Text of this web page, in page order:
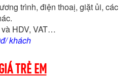
trình, điện thoaị, giặt ủi, các
HDV, VAT…
khách
TRẺ EM